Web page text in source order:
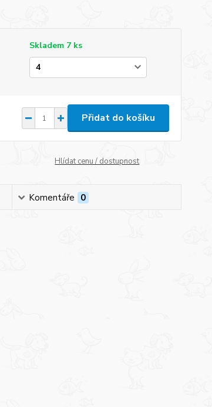
Skladem 7 ks
Přidat do košíku
Hlídat cenu / dostupnost
Komentáře 0